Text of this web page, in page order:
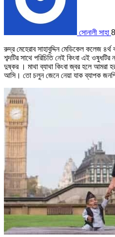
সোনালী সাহা
রুদ্র মেহেরাব সাহাবুদ্দিন মেডিকেল কলেজ
শব্দটির সাথে পরিচিতি নেই কিংবা এই
দুষ্কর । মাথা ব্যাথা কিংবা জ্বর হলে আমরা
আসি। তো চলুন জেনে নেয়া যাক ব্যাপক